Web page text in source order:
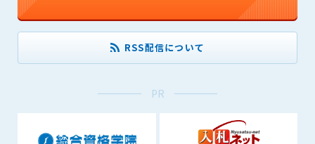
RSS配信について
PR
(3) 第三者および管理者の権利、財産、安全等を保護するため
に必要であると管理者が判断した場合
(4) 法令等により開示を求められた場合
管理者は、会員が登録した内容が以下に該当する、またはその
1. 管理者は、会員が本サービスを利用することにより得た情報
等（プログラムを含みます）について、その完全性、正確性